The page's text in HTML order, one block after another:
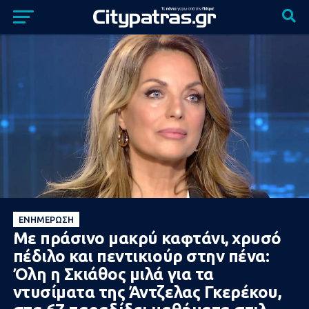
ΕΝΗΜΈΡΩΣΗ
Με πράσινο μακρύ καφτάνι, χρυσό
πέδιλο και πεντικιούρ στην πένα:
Όλη η Σκιάθος μιλά για τα
ντυσίματα της Άντζελας Γκερέκου,